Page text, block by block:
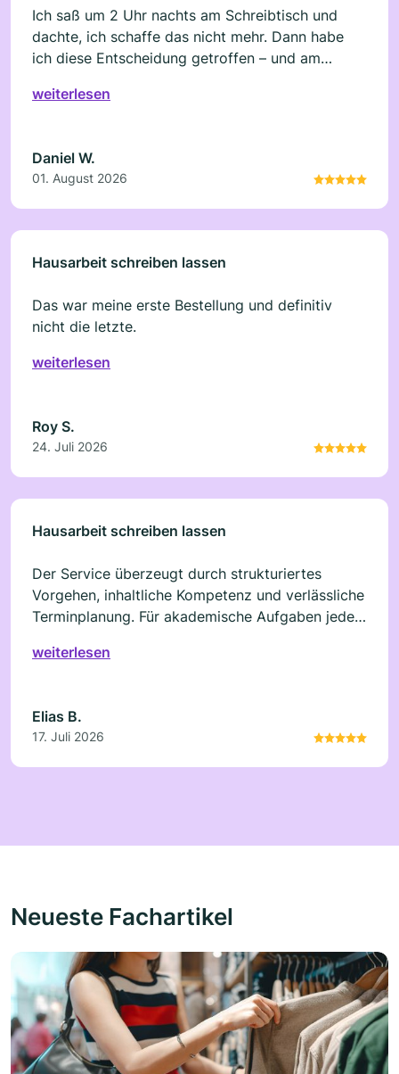
Ich saß um 2 Uhr nachts am Schreibtisch und
dachte, ich schaffe das nicht mehr. Dann habe
ich diese Entscheidung getroffen – und am
nicht vergessen.
weiterlesen
Daniel W.
01. August 2026
Hausarbeit schreiben lassen
Das war meine erste Bestellung und definitiv
nicht die letzte.
weiterlesen
Roy S.
24. Juli 2026
Hausarbeit schreiben lassen
Der Service überzeugt durch strukturiertes
Vorgehen, inhaltliche Kompetenz und verlässliche
Terminplanung. Für akademische Aufgaben jeder
weiterlesen
Elias B.
17. Juli 2026
Neueste Fachartikel